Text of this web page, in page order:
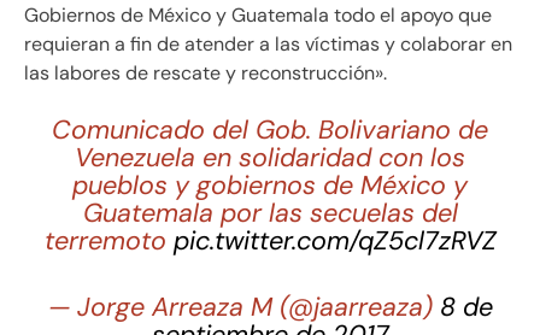
Gobiernos de México y Guatemala todo el apoyo que
requieran a fin de atender a las víctimas y colaborar en
las labores de rescate y reconstrucción».
Comunicado del Gob. Bolivariano de
Venezuela en solidaridad con los
pueblos y gobiernos de México y
Guatemala por las secuelas del
terremoto pic.twitter.com/qZ5cl7zRVZ
— Jorge Arreaza M (@jaarreaza) 8 de